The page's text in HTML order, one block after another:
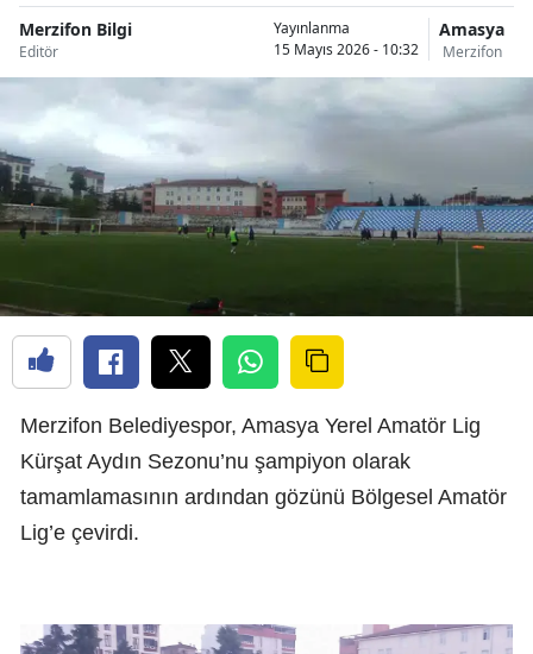
Merzifon Bilgi
Editör
Yayınlanma
15 Mayıs 2026 - 10:32
Amasya
Merzifon
Merzifon Belediyespor, Amasya Yerel Amatör Lig
Kürşat Aydın Sezonu’nu şampiyon olarak
tamamlamasının ardından gözünü Bölgesel Amatör
Lig’e çevirdi.